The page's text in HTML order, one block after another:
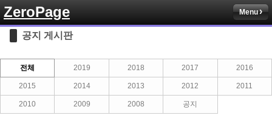
ZeroPage Menu
공지 게시판
전체 2019 2018 2017 2016
2015 2014 2013 2012 2011
2010 2009 2008 공지
Sketchbook5, 스케치북5